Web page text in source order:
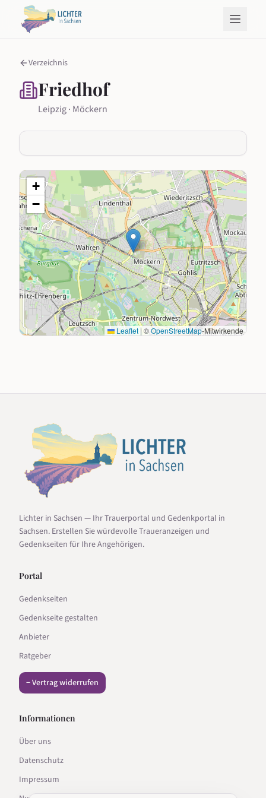
Verzeichnis
Friedhof
Leipzig · Möckern
+
−
Leaflet | ©OpenStreetMap-Mitwirkende
Lichter in Sachsen — Ihr Trauerportal und Gedenkportal in
Sachsen. Erstellen Sie würdevolle Traueranzeigen und
Gedenkseiten für Ihre Angehörigen.
Portal
Gedenkseiten
Gedenkseite gestalten
Anbieter
Ratgeber
− Vertrag widerrufen
Informationen
Über uns
Datenschutz
Impressum